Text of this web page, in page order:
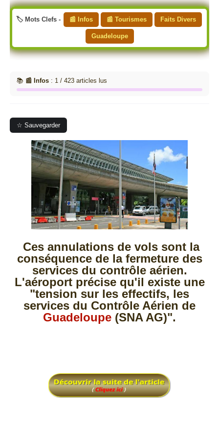
🏷️ Mots Clefs - 📰 Infos 📰 Tourismes Faits Divers
Guadeloupe
📚 📰 Infos : 1 / 423 articles lus
☆ Sauvegarder
Ces annulations de vols sont la
conséquence de la fermeture des
services du contrôle aérien.
L'aéroport précise qu'il existe une
"tension sur les effectifs, les
services du Contrôle Aérien de
Guadeloupe (SNA AG)".